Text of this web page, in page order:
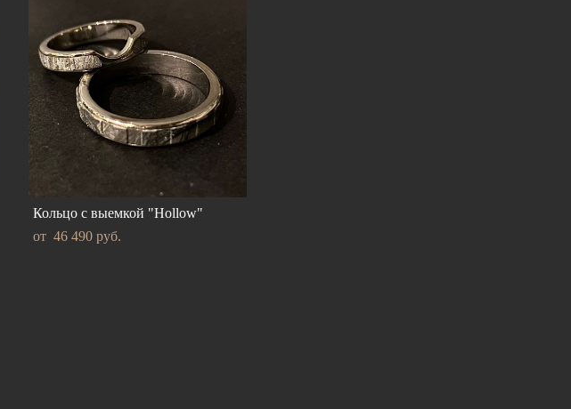
Кольцо с выемкой "Hollow"
от 46 490 pуб.